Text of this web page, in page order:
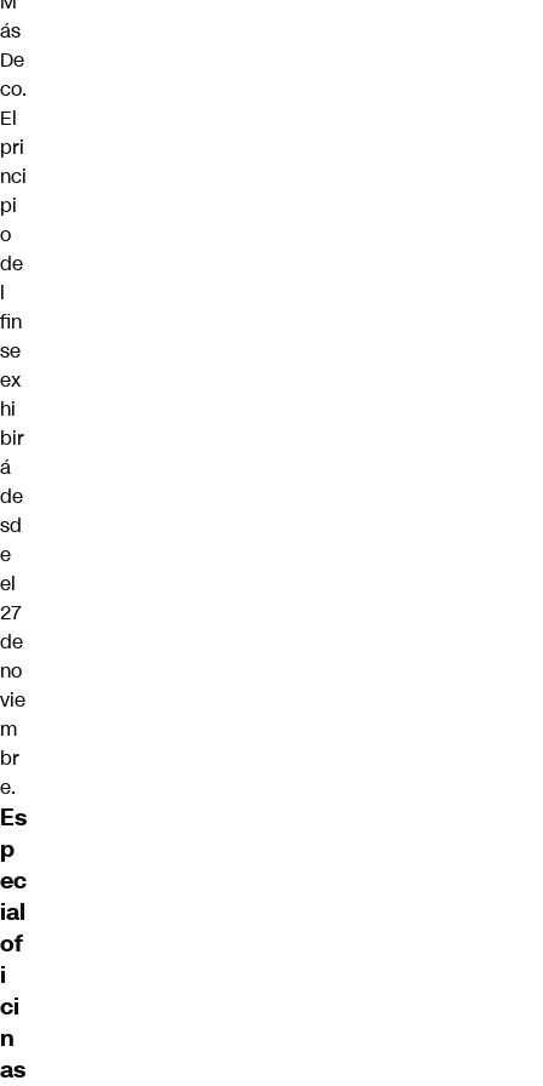
ás
De
co.
El
pri
nci
pi
o
de
l
fin
se
ex
hi
bir
á
de
sd
e
el
27
de
no
vie
m
br
e.
Es
p
ec
ial
of
i
ci
n
as